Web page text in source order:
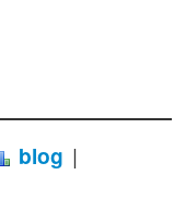
blog |